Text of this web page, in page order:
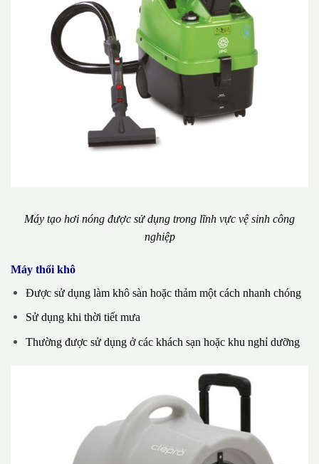
Máy tạo hơi nóng được sử dụng trong lĩnh vực vệ sinh công
nghiệp
Máy thổi khô
Được sử dụng làm khô sàn hoặc thảm một cách nhanh chóng
Sử dụng khi thời tiết mưa
Thường được sử dụng ở các khách sạn hoặc khu nghỉ dưỡng